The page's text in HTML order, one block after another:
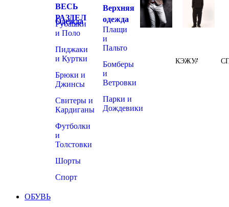
ВЕСЬ
РАЗДЕЛ
Одежда
Рубашки
и Поло
Пиджаки
и Куртки
Брюки и
Джинсы
Свитеры и
Кардиганы
Футболки
и
Толстовки
Шорты
Спорт
Верхняя
одежда
Плащи
и
Пальто
Бомберы
и
Ветровки
Парки и
Дождевики
КЭЖУАЛ
ОБУВЬ